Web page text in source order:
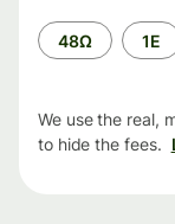
Time
period
48Ω 1Ε
We use the real,
to hide the fees.